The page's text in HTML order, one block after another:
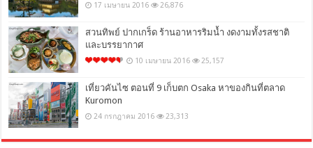
17 เมษายน 2016 26,876
สวนทิพย์ ปากเกร็ด ร้านอาหารริมน้ำ งดงามทั้งรสชาติ
และบรรยากาศ
10 เมษายน 2016 25,157
เที่ยวคันไซ ตอนที่ 9 เก็บตก Osaka หาของกินที่ตลาด
Kuromon
24 กรกฎาคม 2016 23,313